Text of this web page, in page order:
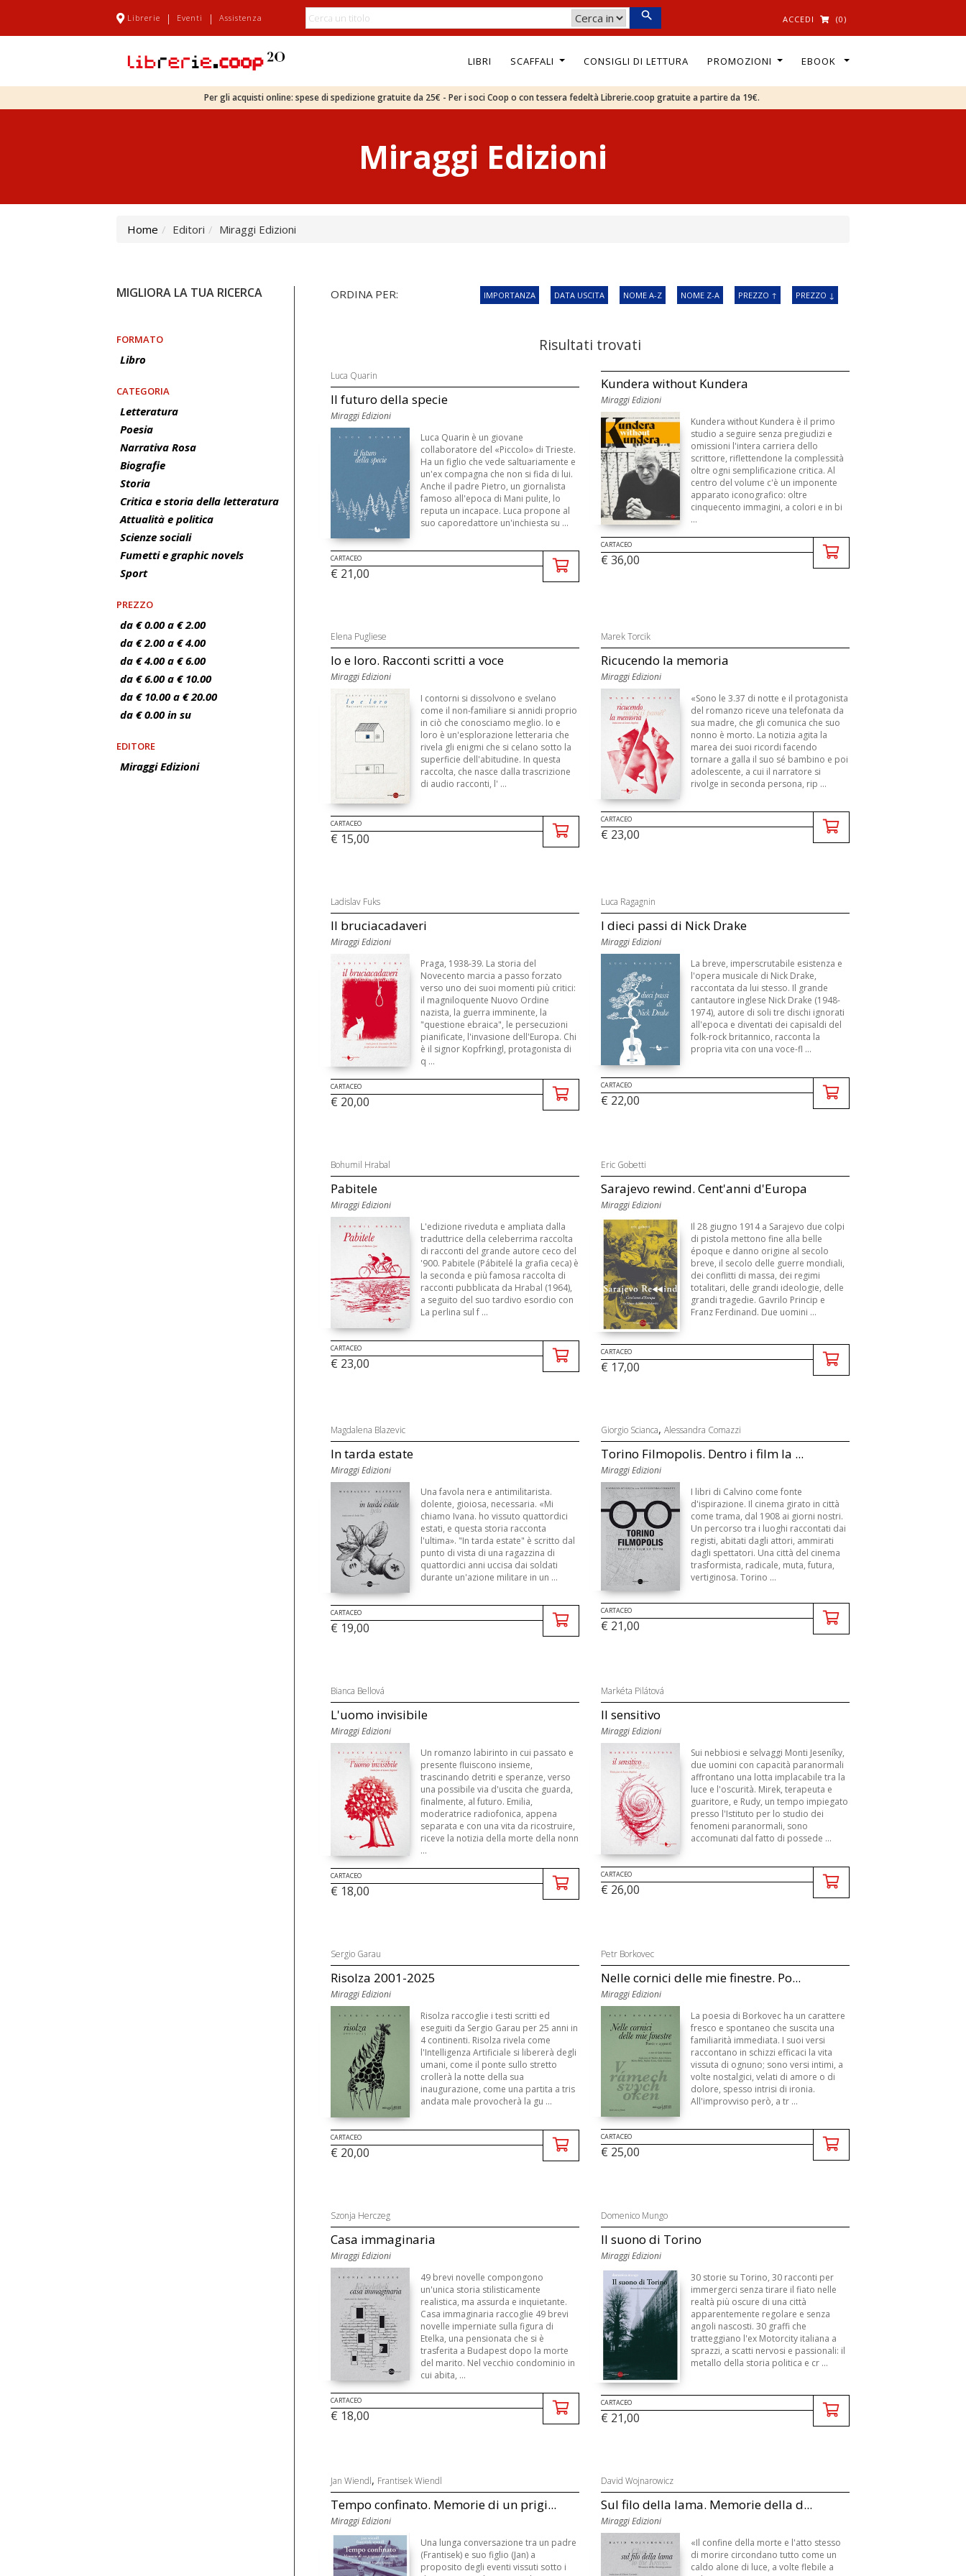
Librerie | Eventi | Assistenza ACCEDI (0)
LIBRI SCAFFALI CONSIGLI DI LETTURA PROMOZIONI EBOOK
Per gli acquisti online: spese di spedizione gratuite da 25€ - Per i soci Coop o con tessera fedeltà Librerie.coop gratuite a partire da 19€.
Miraggi Edizioni
Home Editori Miraggi Edizioni
MIGLIORA LA TUA RICERCA
FORMATO
Libro
CATEGORIA
Letteratura
Poesia
Narrativa Rosa
Biografie
Storia
Critica e storia della letteratura
Attualità e politica
Scienze sociali
Fumetti e graphic novels
Sport
PREZZO
da € 0.00 a € 2.00
da € 2.00 a € 4.00
da € 4.00 a € 6.00
da € 6.00 a € 10.00
da € 10.00 a € 20.00
da € 0.00 in su
EDITORE
Miraggi Edizioni
ORDINA PER: IMPORTANZA DATA USCITA NOME A-Z NOME Z-A PREZZO ↑ PREZZO ↓
Risultati trovati
Luca Quarin
Il futuro della specie
Miraggi Edizioni
Luca Quarin è un giovane
collaboratore del «Piccolo» di Trieste.
Ha un figlio che vede saltuariamente e
un'ex compagna che non si fida di lui.
Anche il padre Pietro, un giornalista
famoso all'epoca di Mani pulite, lo
reputa un incapace. Luca propone al
suo caporedattore un'inchiesta su ...
CARTACEO
€ 21,00
Kundera without Kundera
Miraggi Edizioni
Kundera without Kundera è il primo
studio a seguire senza pregiudizi e
omissioni l'intera carriera dello
scrittore, riflettendone la complessità
oltre ogni semplificazione critica. Al
centro del volume c'è un imponente
apparato iconografico: oltre
cinquecento immagini, a colori e in bi
...
CARTACEO
€ 36,00
Elena Pugliese
Io e loro. Racconti scritti a voce
Miraggi Edizioni
I contorni si dissolvono e svelano
come il non-familiare si annidi proprio
in ciò che conosciamo meglio. Io e
loro è un'esplorazione letteraria che
rivela gli enigmi che si celano sotto la
superficie dell'abitudine. In questa
raccolta, che nasce dalla trascrizione
di audio racconti, l' ...
CARTACEO
€ 15,00
Marek Torcik
Ricucendo la memoria
Miraggi Edizioni
«Sono le 3.37 di notte e il protagonista
del romanzo riceve una telefonata da
sua madre, che gli comunica che suo
nonno è morto. La notizia agita la
marea dei suoi ricordi facendo
tornare a galla il suo sé bambino e poi
adolescente, a cui il narratore si
rivolge in seconda persona, rip ...
CARTACEO
€ 23,00
Ladislav Fuks
Il bruciacadaveri
Miraggi Edizioni
Praga, 1938-39. La storia del
Novecento marcia a passo forzato
verso uno dei suoi momenti più critici:
il magniloquente Nuovo Ordine
nazista, la guerra imminente, la
"questione ebraica", le persecuzioni
pianificate, l'invasione dell'Europa. Chi
è il signor Kopfrkingl, protagonista di
q ...
CARTACEO
€ 20,00
Luca Ragagnin
I dieci passi di Nick Drake
Miraggi Edizioni
La breve, imperscrutabile esistenza e
l'opera musicale di Nick Drake,
raccontata da lui stesso. Il grande
cantautore inglese Nick Drake (1948-
1974), autore di soli tre dischi ignorati
all'epoca e diventati dei capisaldi del
folk-rock britannico, racconta la
propria vita con una voce-fl ...
CARTACEO
€ 22,00
Bohumil Hrabal
Pabitele
Miraggi Edizioni
L'edizione riveduta e ampliata dalla
traduttrice della celeberrima raccolta
di racconti del grande autore ceco del
'900. Pabitele (Pábitelé la grafia ceca) è
la seconda e più famosa raccolta di
racconti pubblicata da Hrabal (1964),
a seguito del suo tardivo esordio con
La perlina sul f ...
CARTACEO
€ 23,00
Eric Gobetti
Sarajevo rewind. Cent'anni d'Europa
Miraggi Edizioni
Il 28 giugno 1914 a Sarajevo due colpi
di pistola mettono fine alla belle
époque e danno origine al secolo
breve, il secolo delle guerre mondiali,
dei conflitti di massa, dei regimi
totalitari, delle grandi ideologie, delle
grandi tragedie. Gavrilo Princip e
Franz Ferdinand. Due uomini ...
CARTACEO
€ 17,00
Magdalena Blazevic
In tarda estate
Miraggi Edizioni
Una favola nera e antimilitarista.
dolente, gioiosa, necessaria. «Mi
chiamo Ivana. ho vissuto quattordici
estati, e questa storia racconta
l'ultima». "In tarda estate" è scritto dal
punto di vista di una ragazzina di
quattordici anni uccisa dai soldati
durante un'azione militare in un ...
CARTACEO
€ 19,00
Giorgio Scianca, Alessandra Comazzi
Torino Filmopolis. Dentro i film la ...
Miraggi Edizioni
I libri di Calvino come fonte
d'ispirazione. Il cinema girato in città
come trama, dal 1908 ai giorni nostri.
Un percorso tra i luoghi raccontati dai
registi, abitati dagli attori, ammirati
dagli spettatori. Una città del cinema
trasformista, radicale, muta, futura,
vertiginosa. Torino ...
CARTACEO
€ 21,00
Bianca Bellová
L'uomo invisibile
Miraggi Edizioni
Un romanzo labirinto in cui passato e
presente fluiscono insieme,
trascinando detriti e speranze, verso
una possibile via d'uscita che guarda,
finalmente, al futuro. Emilia,
moderatrice radiofonica, appena
separata e con una vita da ricostruire,
riceve la notizia della morte della nonn
...
CARTACEO
€ 18,00
Markéta Pilátová
Il sensitivo
Miraggi Edizioni
Sui nebbiosi e selvaggi Monti Jeseníky,
due uomini con capacità paranormali
affrontano una lotta implacabile tra la
luce e l'oscurità. Mirek, terapeuta e
guaritore, e Rudy, un tempo impiegato
presso l'Istituto per lo studio dei
fenomeni paranormali, sono
accomunati dal fatto di possede ...
CARTACEO
€ 26,00
Sergio Garau
Risolza 2001-2025
Miraggi Edizioni
Risolza raccoglie i testi scritti ed
eseguiti da Sergio Garau per 25 anni in
4 continenti. Risolza rivela come
l'Intelligenza Artificiale si libererà degli
umani, come il ponte sullo stretto
crollerà la notte della sua
inaugurazione, come una partita a tris
andata male provocherà la gu ...
CARTACEO
€ 20,00
Petr Borkovec
Nelle cornici delle mie finestre. Po...
Miraggi Edizioni
La poesia di Borkovec ha un carattere
fresco e spontaneo che suscita una
familiarità immediata. I suoi versi
raccontano in schizzi efficaci la vita
vissuta di ognuno; sono versi intimi, a
volte nostalgici, velati di amore o di
dolore, spesso intrisi di ironia.
All'improvviso però, a tr ...
CARTACEO
€ 25,00
Szonja Herczeg
Casa immaginaria
Miraggi Edizioni
49 brevi novelle compongono
un'unica storia stilisticamente
realistica, ma assurda e inquietante.
Casa immaginaria raccoglie 49 brevi
novelle imperniate sulla figura di
Etelka, una pensionata che si è
trasferita a Budapest dopo la morte
del marito. Nel vecchio condominio in
cui abita, ...
CARTACEO
€ 18,00
Domenico Mungo
Il suono di Torino
Miraggi Edizioni
30 storie su Torino, 30 racconti per
immergerci senza tirare il fiato nelle
realtà più oscure di una città
apparentemente regolare e senza
angoli nascosti. 30 graffi che
tratteggiano l'ex Motorcity italiana a
sprazzi, a scatti nervosi e passionali: il
metallo della storia politica e cr ...
CARTACEO
€ 21,00
Jan Wiendl, Frantisek Wiendl
Tempo confinato. Memorie di un prigi...
Miraggi Edizioni
Una lunga conversazione tra un padre
(Frantisek) e suo figlio (Jan) a
proposito degli eventi vissuti sotto i
David Wojnarowicz
Sul filo della lama. Memorie della d...
Miraggi Edizioni
«Il confine della morte e l'atto stesso
di morire circondano tutto come un
caldo alone di luce, a volte flebile a